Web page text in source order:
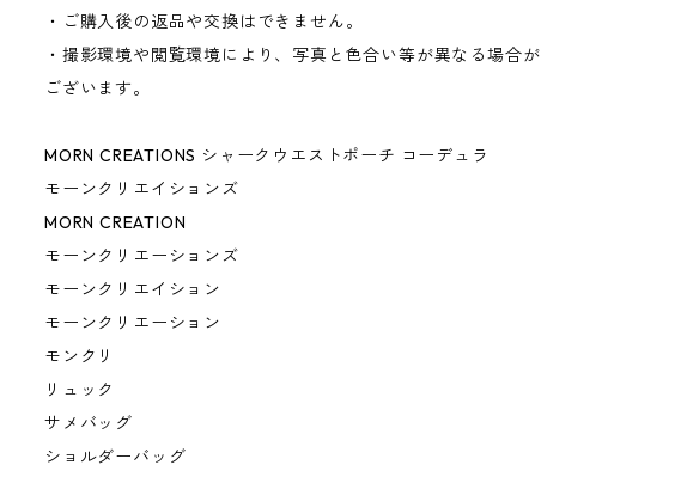
・ご購入後の返品や交換はできません。
・撮影環境や閲覧環境により、写真と色合い等が異なる場合が
ございます。
MORN CREATIONS シャークウエストポーチ コーデュラ
モーンクリエイションズ
MORN CREATION
モーンクリエーションズ
モーンクリエイション
モーンクリエーション
モンクリ
リュック
サメバッグ
ショルダーバッグ